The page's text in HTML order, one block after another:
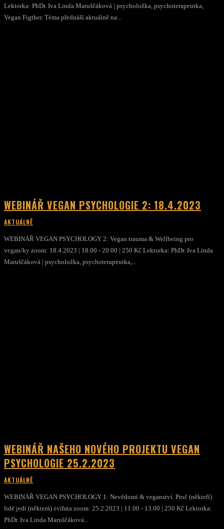
Lektorka: PhDr. Iva Linda Maruščáková | psycholožka, psychoterapeutka,
Vegan Figther. Téma přednáší aktuálně na...
WEBINÁŘ VEGAN PSYCHOLOGIE 2: 18.4.2023
AKTUÁLNĚ
WEBINÁŘ VEGAN PSYCHOLOGY 2: Vegan trauma & Wellbeing pro
vegan/ky zoom: 18.4.2023 | 18.00 - 20.00 | 250 Kč Lektorka: PhDr. Iva Linda
Maruščáková | psycholožka, psychoterapeutka,...
WEBINÁŘ NAŠEHO NOVÉHO PROJEKTU VEGAN
PSYCHOLOGIE 25.2.2023
AKTUÁLNĚ
WEBINÁŘ VEGAN PSYCHOLOGY 1: Nevědomí & veganství. Proč (někteří)
lidé jedí (některá) zvířata zoom: 25.2.2023 | 11.00 - 13.00 | 250 Kč Lektorka:
PhDr. Iva Linda Maruščáková...